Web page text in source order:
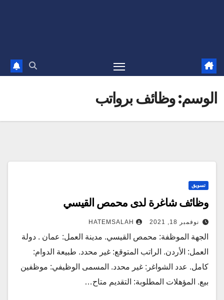
الوسم:وظائف برواتب
تسويق
وظائف شاغرة لدى محمص القيسي
نوفمبر 18, 2021 HATEMSALAH
الجهة الموظفة: محمص القيسي. مدينة العمل: عمان . دولة
العمل: الأردن. الراتب المتوقع: غير محدد. طبيعة الدوام:
كامل. عدد الشواغر: غير محدد. المسمى الوظيفي: موظفين
بيع. المؤهلات المطلوبة: التقديم متاح…